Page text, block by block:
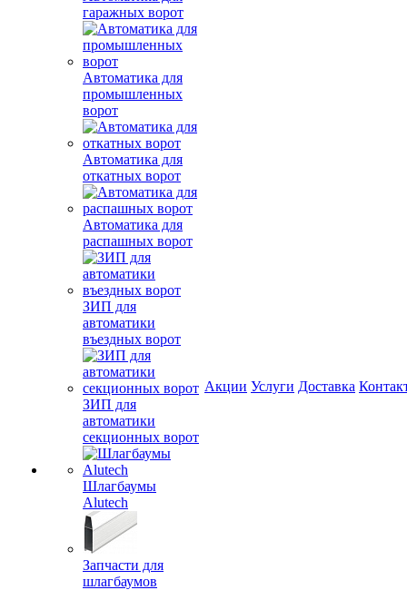
гаражных ворот
Автоматика для
промышленных
ворот
Автоматика для
откатных ворот
Автоматика для
распашных ворот
ЗИП для
автоматики
въездных ворот
ЗИП для
автоматики
секционных ворот
Шлагбаумы
Alutech
Запчасти для
шлагбаумов
Акции Услуги Доставка